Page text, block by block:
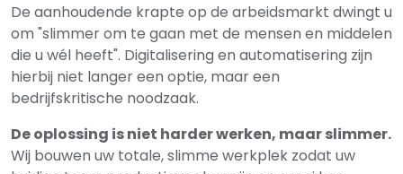
De aanhoudende krapte op de arbeidsmarkt dwingt u
om "slimmer om te gaan met de mensen en middelen
die u wél heeft". Digitalisering en automatisering zijn
hierbij niet langer een optie, maar een
bedrijfskritische noodzaak.
De oplossing is niet harder werken, maar slimmer.
Wij bouwen uw totale, slimme werkplek zodat uw